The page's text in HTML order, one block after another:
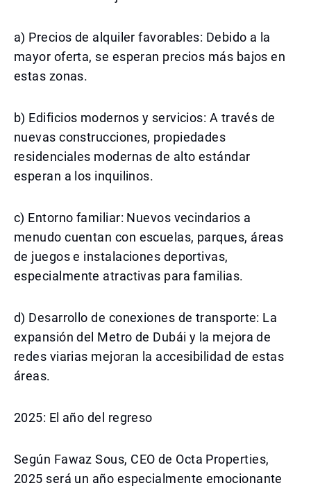
a) Precios de alquiler favorables: Debido a la
mayor oferta, se esperan precios más bajos en
estas zonas.
b) Edificios modernos y servicios: A través de
nuevas construcciones, propiedades
residenciales modernas de alto estándar
esperan a los inquilinos.
c) Entorno familiar: Nuevos vecindarios a
menudo cuentan con escuelas, parques, áreas
de juegos e instalaciones deportivas,
especialmente atractivas para familias.
d) Desarrollo de conexiones de transporte: La
expansión del Metro de Dubái y la mejora de
redes viarias mejoran la accesibilidad de estas
áreas.
2025: El año del regreso
Según Fawaz Sous, CEO de Octa Properties,
2025 será un año especialmente emocionante